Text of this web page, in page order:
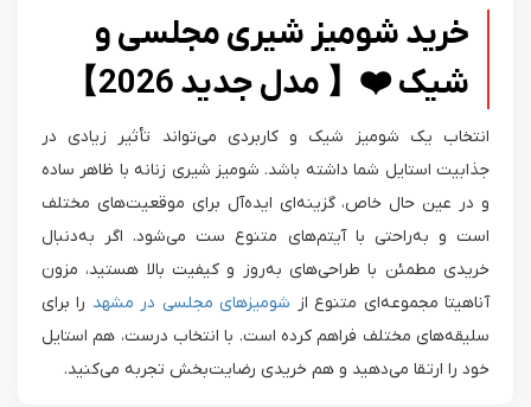
خرید شومیز شیری مجلسی و
شیک ❤️【 مدل‌ جدید 2026】
انتخاب یک شومیز شیک و کاربردی می‌تواند تأثیر زیادی در
جذابیت استایل شما داشته باشد. شومیز شیری زنانه با ظاهر ساده
و در عین حال خاص، گزینه‌ای ایده‌آل برای موقعیت‌های مختلف
است و به‌راحتی با آیتم‌های متنوع ست می‌شود. اگر به‌دنبال
خریدی مطمئن با طراحی‌های به‌روز و کیفیت بالا هستید، مزون
آناهیتا مجموعه‌ای متنوع از شومیزهای مجلسی در مشهد را برای
سلیقه‌های مختلف فراهم کرده است. با انتخاب درست، هم استایل
خود را ارتقا می‌دهید و هم خریدی رضایت‌بخش تجربه می‌کنید.